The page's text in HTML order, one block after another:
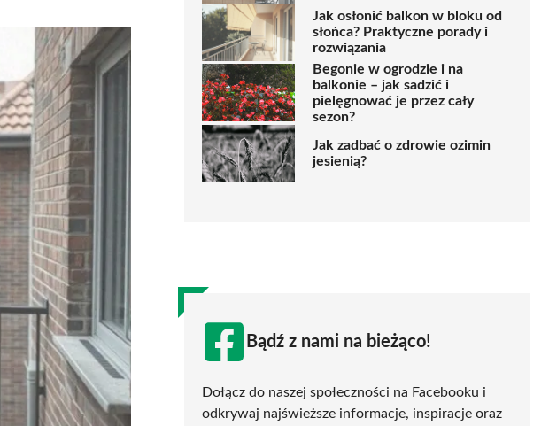
Jak osłonić balkon w bloku od
słońca? Praktyczne porady i
rozwiązania
Begonie w ogrodzie i na
balkonie – jak sadzić i
pielęgnować je przez cały
sezon?
Jak zadbać o zdrowie ozimin
jesienią?
Bądź z nami na bieżąco!
Dołącz do naszej społeczności na Facebooku i
odkrywaj najświeższe informacje, inspiracje oraz